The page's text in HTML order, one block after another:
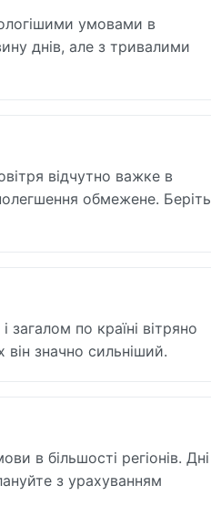
умовами в
днів, але з тривалими
відчутно важке в
обмежене. Беріть
по країні вітряно
значно сильніший.
в більшості регіонів. Дні
з урахуванням